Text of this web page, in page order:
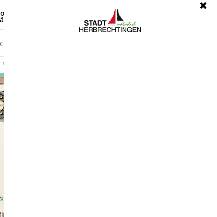
Leichte Sprache